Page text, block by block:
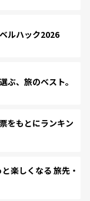
ルハック2026
、旅のベスト。
をもとにランキン
楽しくなる 旅先・